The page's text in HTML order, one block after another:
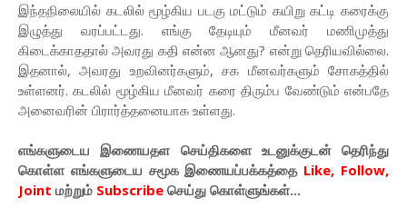
இந்தநிலையில் கடலில் மூழ்கிய படகு மட்டும் கயிறு கட்டி கரைக்கு
இழுத்து வரப்பட்டது. எங்கு தேடியும் மீனவர் மணிமுத்து
கிடைக்காததால் அவரது கதி என்ன ஆனது? என்று தெரியவில்லை.
இதனால், அவரது உறவினர்களும், சக மீனவர்களும் சோகத்தில்
உள்ளனர். கடலில் மூழ்கிய மீனவர் கரை திரும்ப வேண்டும் என்பதே
அனைவரின் பிரார்த்தனையாக உள்ளது.
எங்களுடைய இணையதள செய்திகளை உடனுக்குடன் தெரிந்து
கொள்ள எங்களுடைய சமூக இணையப்பக்கத்தை Like, Follow,
Joint மற்றும் Subscribe செய்து கொள்ளுங்கள்...